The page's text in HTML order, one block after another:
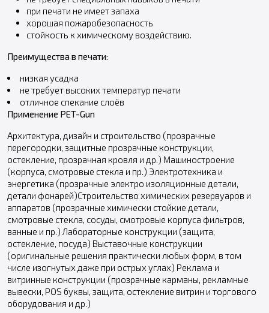
при печати не имеет запаха
хорошая пожаробезопасность
стойкость к химическому воздействию.
Преимущества в печати:
низкая усадка
не требует высоких температур печати
отличное спекание слоёв
Применение PET-Gun
Архитектура, дизайн и строительство (прозрачные
перегородки, защитные прозрачные конструкции,
остекление, прозрачная кровля и др.) Машиностроение
(корпуса, смотровые стекла и пр.) Электротехника и
энергетика (прозрачные электро изоляционные детали,
детали фонарей)Строительство химических резервуаров и
аппаратов (прозрачные химически стойкие детали,
смотровые стекла, сосуды, смотровые корпуса фильтров,
ванные и пр.) Лабораторные конструкции (защита,
остекление, посуда) Выставочные конструкции
(оригинальные решения практически любых форм, в том
числе изогнутых даже при острых углах) Реклама и
витринные конструкции (прозрачные карманы, рекламные
вывески, POS буквы, защита, остекление витрин и торгового
оборудования и др.)